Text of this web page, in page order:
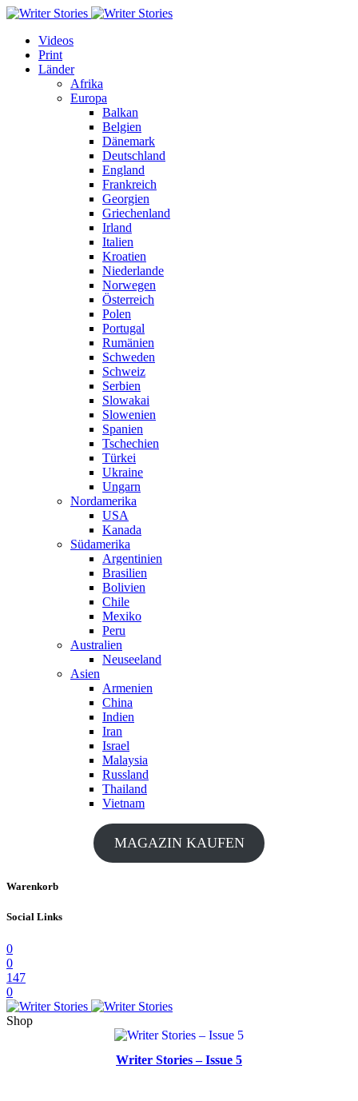
Videos
Print
Länder
Afrika
Europa
Balkan
Belgien
Dänemark
Deutschland
England
Frankreich
Georgien
Griechenland
Irland
Italien
Kroatien
Niederlande
Norwegen
Österreich
Polen
Portugal
Rumänien
Schweden
Schweiz
Serbien
Slowakai
Slowenien
Spanien
Tschechien
Türkei
Ukraine
Ungarn
Nordamerika
USA
Kanada
Südamerika
Argentinien
Brasilien
Bolivien
Chile
Mexiko
Peru
Australien
Neuseeland
Asien
Armenien
China
Indien
Iran
Israel
Malaysia
Russland
Thailand
Vietnam
MAGAZIN KAUFEN
Warenkorb
Social Links
0
0
147
0
Shop
Writer Stories – Issue 5